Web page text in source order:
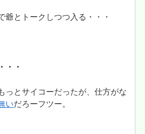
爺とトークしつつ入る・・・
・・
っとサイコーだったが、仕方がな
いだろーフツー。